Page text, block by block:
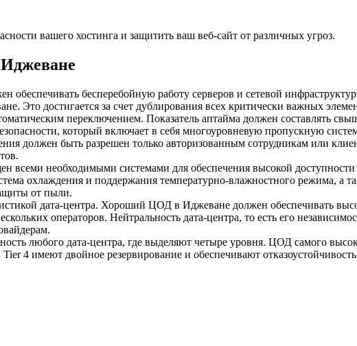
вашего хостинга и защитить ваш веб-сайт от различных угроз.
обеспечивать бесперебойную работу серверов и сетевой
Это достигается за счет дублирования всех критически важных
переключением. Показатель аптайма должен составлять
который включает в себя многоуровневую пропускную
должен быть разрешен только авторизованным сотрудникам или
всеми необходимыми системами для обеспечения высокой
охлаждения и поддержания температурно-влажностного режима, а
от пыли.
дата-центра. Хороший ЦОД в Иджеване должен обеспечивать
операторов. Нейтральность дата-центра, то есть его
любого дата-центра, где выделяют четыре уровня. ЦОД самого
4 имеют двойное резервирование и обеспечивают